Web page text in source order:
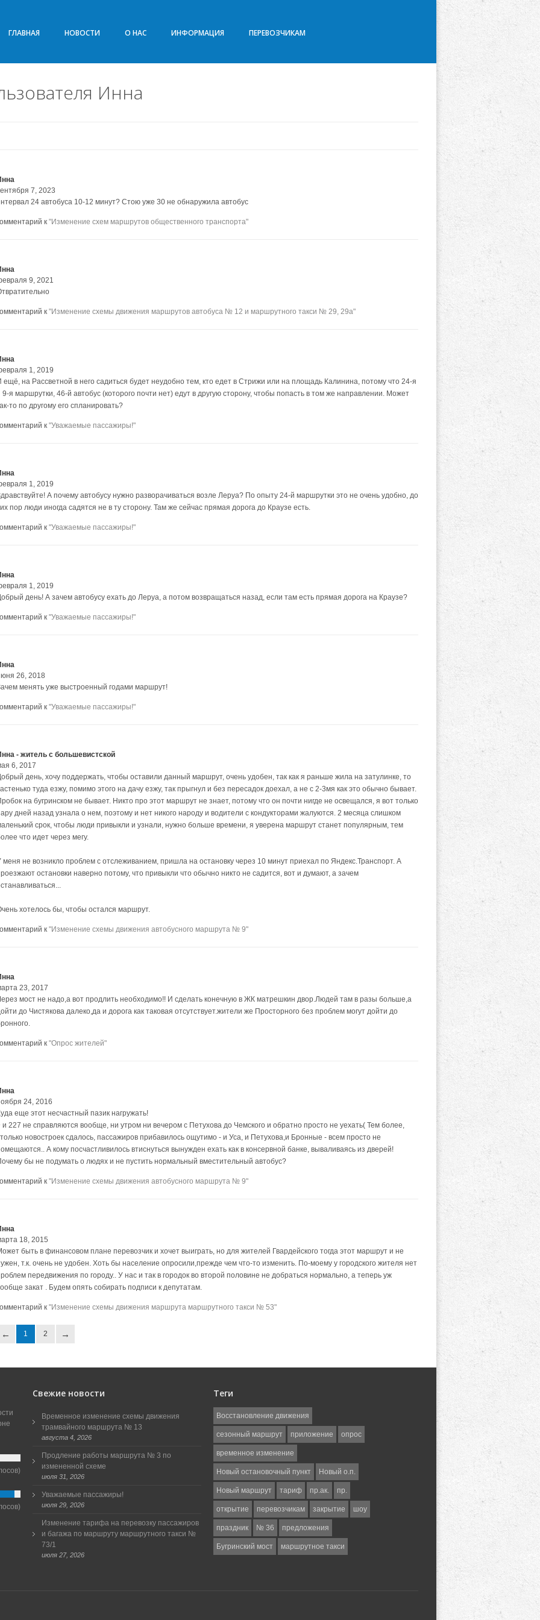
ГЛАВНАЯ НОВОСТИ О НАС ИНФОРМАЦИЯ ПЕРЕВОЗЧИКАМ
Инна
7, 2023
24 автобуса 10-12 минут? Стою уже 30 не обнаружила автобус
к "Изменение схем маршрутов общественного транспорта"
9, 2021
к "Изменение схемы движения маршрутов автобуса № 12 и маршрутного такси № 29, 29а"
1, 2019
ещё, на Рассветной в него садиться будет неудобно тем, кто едет в Стрижи или на площадь Калинина, потому что 24-я
9-я маршрутки, 46-й автобус (которого почти нет) едут в другую сторону, чтобы попасть в том же направлении. Может
то по другому его спланировать?
к "Уважаемые пассажиры!"
1, 2019
А почему автобусу нужно разворачиваться возле Леруа? По опыту 24-й маршрутки это не очень удобно, до
пор люди иногда садятся не в ту сторону. Там же сейчас прямая дорога до Краузе есть.
к "Уважаемые пассажиры!"
1, 2019
день! А зачем автобусу ехать до Леруа, а потом возвращаться назад, если там есть прямая дорога на Краузе?
к "Уважаемые пассажиры!"
26, 2018
менять уже выстроенный годами маршрут!
к "Уважаемые пассажиры!"
- житель с большевистской
6, 2017
день, хочу поддержать, чтобы оставили данный маршрут, очень удобен, так как я раньше жила на затулинке, то
туда езжу, помимо этого на дачу езжу, так прыгнул и без пересадок доехал, а не с 2-3мя как это обычно бывает.
на бугринском не бывает. Никто про этот маршрут не знает, потому что он почти нигде не освещался, я вот только
дней назад узнала о нем, поэтому и нет никого народу и водители с кондукторами жалуются. 2 месяца слишком
срок, чтобы люди привыкли и узнали, нужно больше времени, я уверена маршрут станет популярным, тем
что идет через мегу.
меня не возникло проблем с отслеживанием, пришла на остановку через 10 минут приехал по Яндекс.Транспорт. А
остановки наверно потому, что привыкли что обычно никто не садится, вот и думают, а зачем
хотелось бы, чтобы остался маршрут.
к "Изменение схемы движения автобусного маршрута № 9"
23, 2017
мост не надо,а вот продлить необходимо!! И сделать конечную в ЖК матрешкин двор.Людей там в разы больше,а
до Чистякова далеко,да и дорога как таковая отсутствует.жители же Просторного без проблем могут дойти до
к "Опрос жителей"
24, 2016
еще этот несчастный пазик нагружать!
и 227 не справляются вообще, ни утром ни вечером с Петухова до Чемского и обратно просто не уехать( Тем более,
новостроек сдалось, пассажиров прибавилось ощутимо - и Уса, и Петухова,и Бронные - всем просто не
А кому посчастливилось втиснуться вынужден ехать как в консервной банке, вываливаясь из дверей!
бы не подумать о людях и не пустить нормальный вместительный автобус?
к "Изменение схемы движения автобусного маршрута № 9"
18, 2015
быть в финансовом плане перевозчик и хочет выиграть, но для жителей Гвардейского тогда этот маршрут и не
т.к. очень не удобен. Хоть бы население опросили,прежде чем что-то изменить. По-моему у городского жителя нет
передвижения по городу.. У нас и так в городок во второй половине не добраться нормально, а теперь уж
закат . Будем опять собирать подписи к депутатам.
к "Изменение схемы движения маршрута маршрутного такси № 53"
1 2
Свежие новости
Временное изменение схемы движения
трамвайного маршрута № 13
августа 4, 2026
Продление работы маршрута № 3 по
измененной схеме
июля 31, 2026
Уважаемые пассажиры!
июля 29, 2026
Изменение тарифа на перевозку пассажиров
и багажа по маршруту маршрутного такси №
73/1
июля 27, 2026
Теги
Восстановление движения
сезонный маршрут приложение опрос
временное изменение
Новый остановочный пункт Новый о.п.
Новый маршрут тариф пр.ак. пр.
открытие перевозчикам закрытие шоу
праздник № 36 предложения
Бугринский мост маршрутное такси